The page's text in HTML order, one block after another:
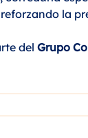
reforzando la
del Grupo